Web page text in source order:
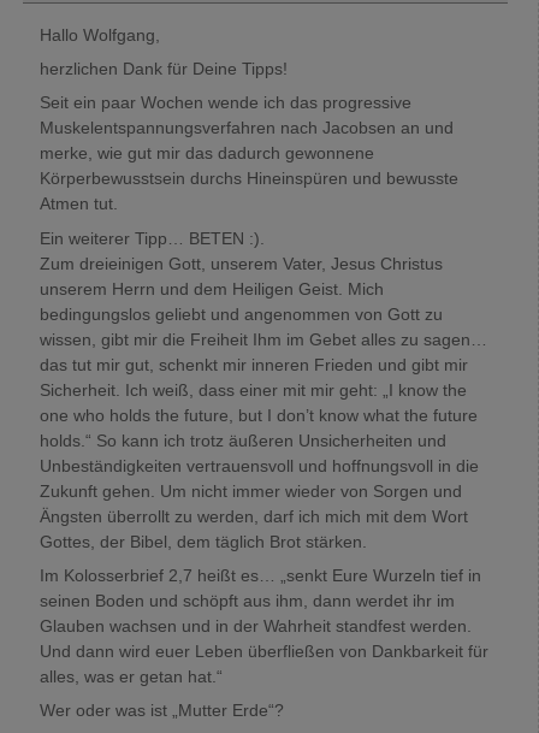
Hallo Wolfgang,
herzlichen Dank für Deine Tipps!
Seit ein paar Wochen wende ich das progressive
Muskelentspannungsverfahren nach Jacobsen an und
merke, wie gut mir das dadurch gewonnene
Körperbewusstsein durchs Hineinspüren und bewusste
Atmen tut.
Ein weiterer Tipp… BETEN :).
Zum dreieinigen Gott, unserem Vater, Jesus Christus
unserem Herrn und dem Heiligen Geist. Mich
bedingungslos geliebt und angenommen von Gott zu
wissen, gibt mir die Freiheit Ihm im Gebet alles zu sagen…
das tut mir gut, schenkt mir inneren Frieden und gibt mir
Sicherheit. Ich weiß, dass einer mit mir geht: „I know the
one who holds the future, but I don’t know what the future
holds.“ So kann ich trotz äußeren Unsicherheiten und
Unbeständigkeiten vertrauensvoll und hoffnungsvoll in die
Zukunft gehen. Um nicht immer wieder von Sorgen und
Ängsten überrollt zu werden, darf ich mich mit dem Wort
Gottes, der Bibel, dem täglich Brot stärken.
Im Kolosserbrief 2,7 heißt es… „senkt Eure Wurzeln tief in
seinen Boden und schöpft aus ihm, dann werdet ihr im
Glauben wachsen und in der Wahrheit standfest werden.
Und dann wird euer Leben überfließen von Dankbarkeit für
alles, was er getan hat.“
Wer oder was ist „Mutter Erde“?